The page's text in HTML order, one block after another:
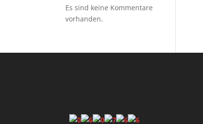
Es sind keine Kommentare
vorhanden.